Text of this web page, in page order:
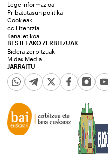
JARRAITU
Lege informazioa
Pribatutasun politika
Cookieak
cc Lizentzia
Kanal etikoa
BESTELAKO ZERBITZUAK
Bidera zerbitzuak
Midas Media